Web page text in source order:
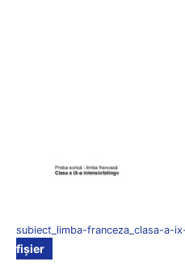
subiect_limba-franceza_clasa-a-
fișier